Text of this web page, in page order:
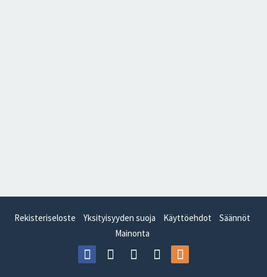
Rekisteriseloste Yksityisyyden suoja Käyttöehdot
Säännöt
Mainonta